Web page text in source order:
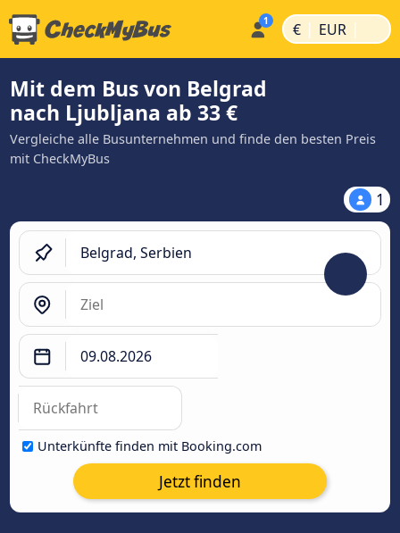
€ | EUR |
Mit dem Bus von Belgrad
nach Ljubljana ab 33 €
Vergleiche alle Busunternehmen und finde den besten Preis
mit CheckMyBus
1
Unterkünfte finden mit Booking.com
Jetzt finden